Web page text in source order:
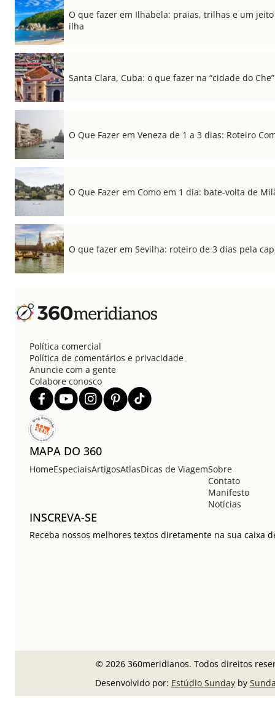
O que fazer em Ilhabela: praias, trilhas e um
ilha
Santa Clara, Cuba: o que fazer na “cidade do Che”
O Que Fazer em Veneza de 1 a 3 dias: Roteiro
O Que Fazer em Como em 1 dia: bate-volta de
O que fazer em Sevilha: roteiro de 3 dias pela
Política comercial
Política de comentários e privacidade
Anuncie com a gente
Colabore conosco
MAPA DO 360
HomeEspeciaisArtigosAtlasDicas de ViagemSobre
Contato
Manifesto
Notícias
INSCREVA-SE
Receba nossos melhores textos diretamente na sua caixa
© 2026 360meridianos. Todos direitos
Desenvolvido por: Estúdio Sundayby